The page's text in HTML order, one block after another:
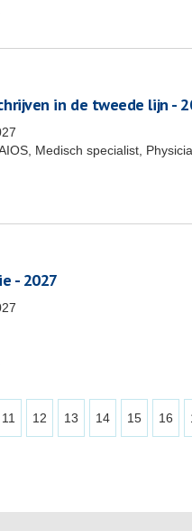
in de tweede lijn -
Medisch specialist,
- 2027
11 12 13 14 15 16